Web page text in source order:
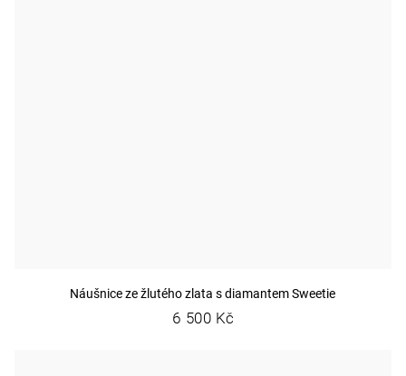
Náušnice ze žlutého zlata s diamantem Sweetie
6 500 Kč